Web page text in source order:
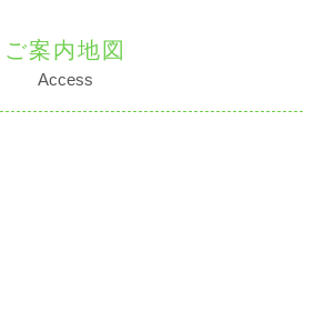
ご案内地図
Access